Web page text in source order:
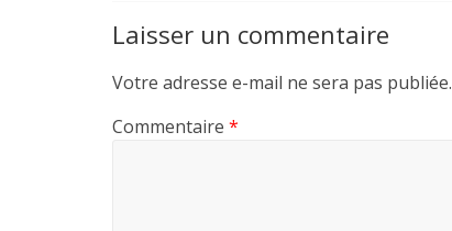
Laisser un commentaire
Votre adresse e-mail ne sera pas publiée.
Commentaire *